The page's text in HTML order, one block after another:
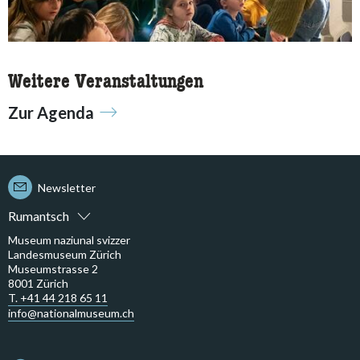
Weitere Veranstaltungen
Zur Agenda
Rumantsch
Newsletter
Museum naziunal svizzer
Landesmuseum Zürich
Museumstrasse 2
8001 Zürich
T. +41 44 218 65 11
info@nationalmuseum.ch